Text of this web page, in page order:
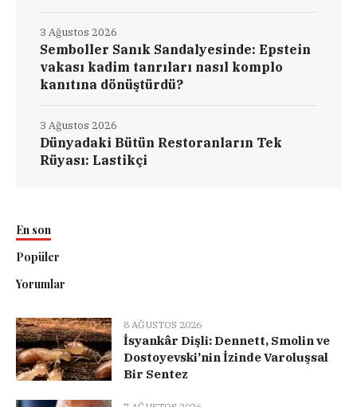
Semboller Sanık Sandalyesinde: Epstein
vakası kadim tanrıları nasıl komplo
kanıtına dönüştürdü?
3 Ağustos 2026
Dünyadaki Bütün Restoranların Tek
Rüyası: Lastikçi
3 Ağustos 2026
En son
Popüler
Yorumlar
8 AĞUSTOS 2026
İsyankâr Dişli: Dennett, Smolin ve
Dostoyevski’nin İzinde Varoluşsal
Bir Sentez